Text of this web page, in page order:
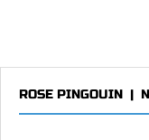
ROSE PINGOUIN |